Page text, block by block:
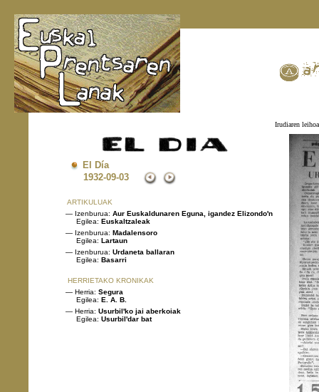
Irudiaren
El Día
1932-09-03
ARTIKULUAK
— Izenburua: Aur Euskaldunaren Eguna, igandez Elizondo'n
Egilea: Euskaltzaleak
— Izenburua: Madalensoro
Egilea: Lartaun
— Izenburua: Urdaneta ballaran
Egilea: Basarri
HERRIETAKO KRONIKAK
— Herria: Segura
Egilea: E. A. B.
— Herria: Usurbil'ko jai aberkoiak
Egilea: Usurbil'dar bat